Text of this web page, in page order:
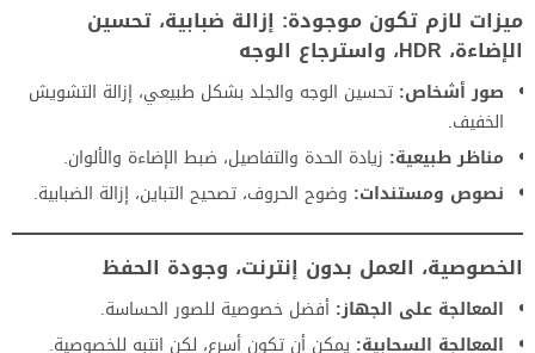
ميزات لازم تكون موجودة: إزالة ضبابية، تحسين
الإضاءة، HDR، واسترجاع الوجه
صور أشخاص: تحسين الوجه والجلد بشكل طبيعي، إزالة التشويش
الخفيف.
مناظر طبيعية: زيادة الحدة والتفاصيل، ضبط الإضاءة والألوان.
نصوص ومستندات: وضوح الحروف، تصحيح التباين، إزالة الضبابية.
الخصوصية، العمل بدون إنترنت، وجودة الحفظ
المعالجة على الجهاز: أفضل خصوصية للصور الحساسة.
المعالجة السحابية: يمكن أن تكون أسرع، لكن انتبه للخصوصية.